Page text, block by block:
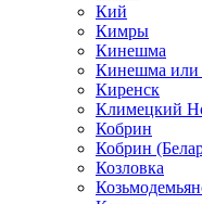
Кий
Кимры
Кинешма
Кинешма или
Киренск
Климецкий
Кобрин
Кобрин
Козловка